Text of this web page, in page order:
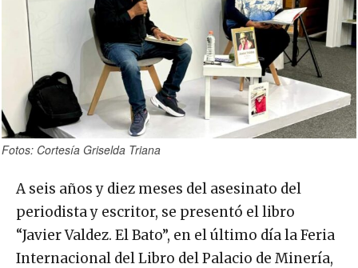
Fotos: Cortesía Griselda Triana
A seis años y diez meses del asesinato del
periodista y escritor, se presentó el libro
“Javier Valdez. El Bato”, en el último día la Feria
Internacional del Libro del Palacio de Minería,